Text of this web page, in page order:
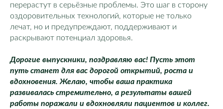
перерастут в серьёзные проблемы. Это шаг в сторону
оздоровительных технологий, которые не только
лечат, но и предупреждают, поддерживают и
раскрывают потенциал здоровья.
Дорогие выпускники, поздравляю вас! Пусть этот
путь станет для вас дорогой открытий, роста и
вдохновения. Желаю, чтобы ваша практика
развивалась стремительно, а результаты вашей
работы поражали и вдохновляли пациентов и коллег.